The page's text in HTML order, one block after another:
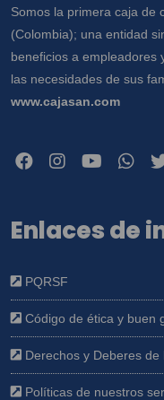
Somos la primera caja de
(Colombia); una entidad
beneficios a empleadores
las necesidades de sus
www.cajasan.com
Enlaces de
PQRSF
Código de ética y buen
Derechos y Deberes
Políticas de nuestros